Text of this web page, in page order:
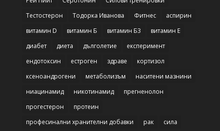
Тестостерон
Тодорка Иванова Фитнес
аспирин
витамин D
витамин Б витамин Б3
витамин Е
диабет
диета дълголетие
експеримент
ендотоксин
естроген здраве
кортизол
ксеноандрогени
метаболизъм
наситени мазнини
ниацинамид
никотинамид
прегненолон
прогестерон
протеин
професинални хранителни добавки
рак
сила